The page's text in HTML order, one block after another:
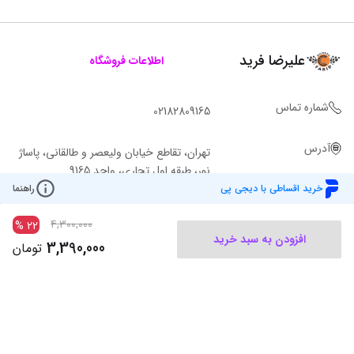
خرید اقساطی با دیجی پی راهنما
افزودن به سبد خرید
4,300,000
22
%
3,390,000 تومان
علیرضا فرید اطلاعات فروشگاه
شماره تماس 02182809165
آدرس
تهران، تقاطع خیابان ولیعصر و طالقانی، پاساژ
نور، طبقه اول تجاری، واحد 9165